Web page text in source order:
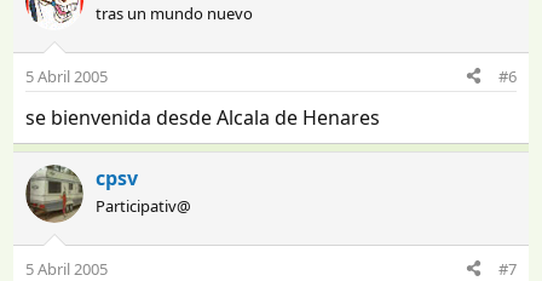
tras un mundo nuevo
5 Abril 2005 #6
se bienvenida desde Alcala de Henares
cpsv
Participativ@
5 Abril 2005 #7